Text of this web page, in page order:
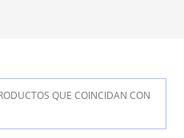
QUE COINCIDAN CON